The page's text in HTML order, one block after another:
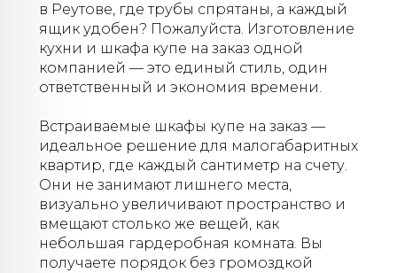
в Реутове, где трубы спрятаны, а каждый
ящик удобен? Пожалуйста. Изготовление
кухни и шкафа купе на заказ одной
компанией — это единый стиль, один
ответственный и экономия времени.
Встраиваемые шкафы купе на заказ —
идеальное решение для малогабаритных
квартир, где каждый сантиметр на счету.
Они не занимают лишнего места,
визуально увеличивают пространство и
вмещают столько же вещей, как
небольшая гардеробная комната. Вы
получаете порядок без громоздкой